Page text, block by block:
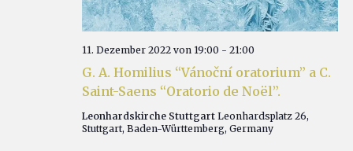
G. A. Homilius “Vánoční oratorium” a C.
Saint-Saens “Oratorio de Noël”.
11. Dezember 2022 von 19:00 - 21:00
Leonhardskirche Stuttgart Leonhardsplatz 26,
Stuttgart, Baden-Württemberg, Germany